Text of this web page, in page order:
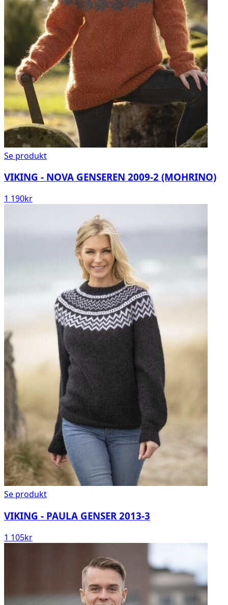
Se produkt
VIKING - NOVA GENSEREN 2009-2 (MOHRINO)
1 190kr
Se produkt
VIKING - PAULA GENSER 2013-3
1 105kr